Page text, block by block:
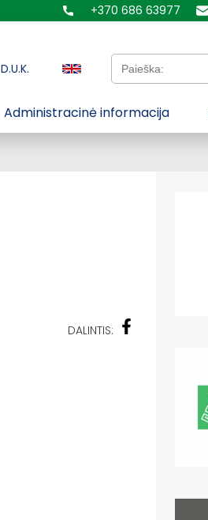
+370 686 63977
D.U.K. Paieška:
Administracinė informacija
DALINTIS: